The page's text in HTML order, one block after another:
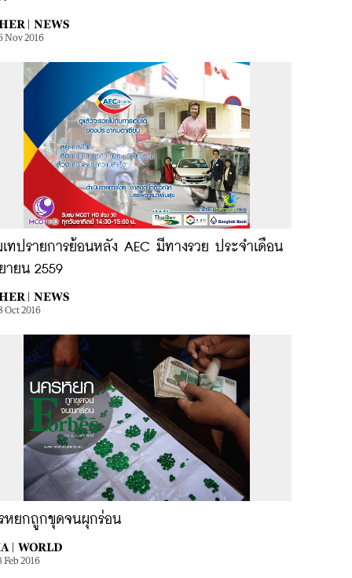
| NEWS
Nov 2016
เทปรายการย้อนหลัง AEC มีทางรวย ประจำเดือน
ายน 2559
| NEWS
Oct 2016
หยกถูกขุดจนผุกร่อน
| WORLD
Feb 2016